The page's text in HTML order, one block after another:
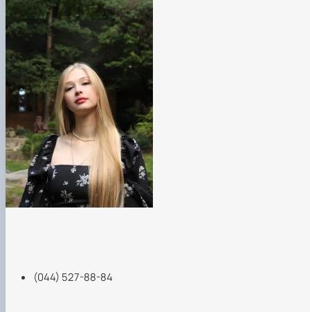
(044) 527-88-84